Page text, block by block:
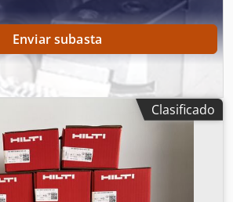
Enviar subasta
Clasificado